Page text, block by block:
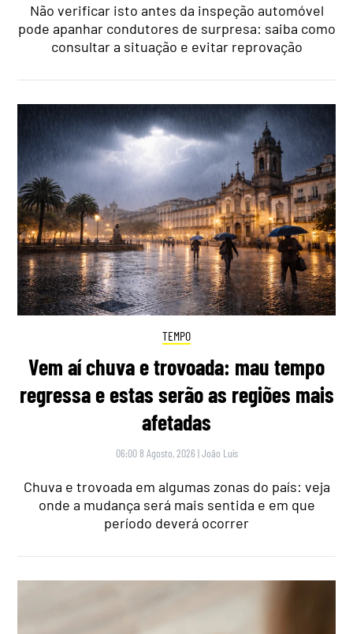
Não verificar isto antes da inspeção automóvel
pode apanhar condutores de surpresa: saiba como
consultar a situação e evitar reprovação
TEMPO
Vem aí chuva e trovoada: mau tempo
regressa e estas serão as regiões mais
afetadas
06:00 8 Agosto, 2026 |João Luís
Chuva e trovoada em algumas zonas do país: veja
onde a mudança será mais sentida e em que
período deverá ocorrer